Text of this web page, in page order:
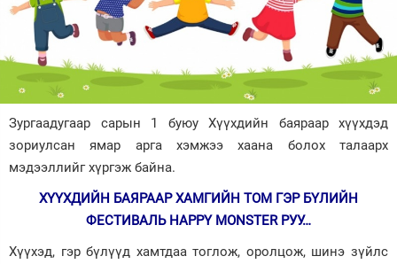
Нийгэм
Дэлхий
Энтертайнмэнт
Зургаадугаар сарын 1 буюу Хүүхдийн баяраар хүүхдэд
зориулсан ямар арга хэмжээ хаана болох талаарх
мэдээллийг хүргэж байна.
ХҮҮХДИЙН БАЯРААР ХАМГИЙН ТОМ ГЭР БҮЛИЙН
ФЕСТИВАЛЬ HAPPY MONSTER РУУ…
Хүүхэд, гэр бүлүүд хамтдаа тоглож, оролцож, шинэ зүйлс